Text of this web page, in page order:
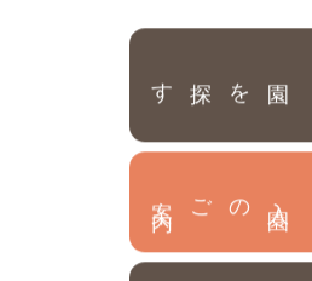
園を探す